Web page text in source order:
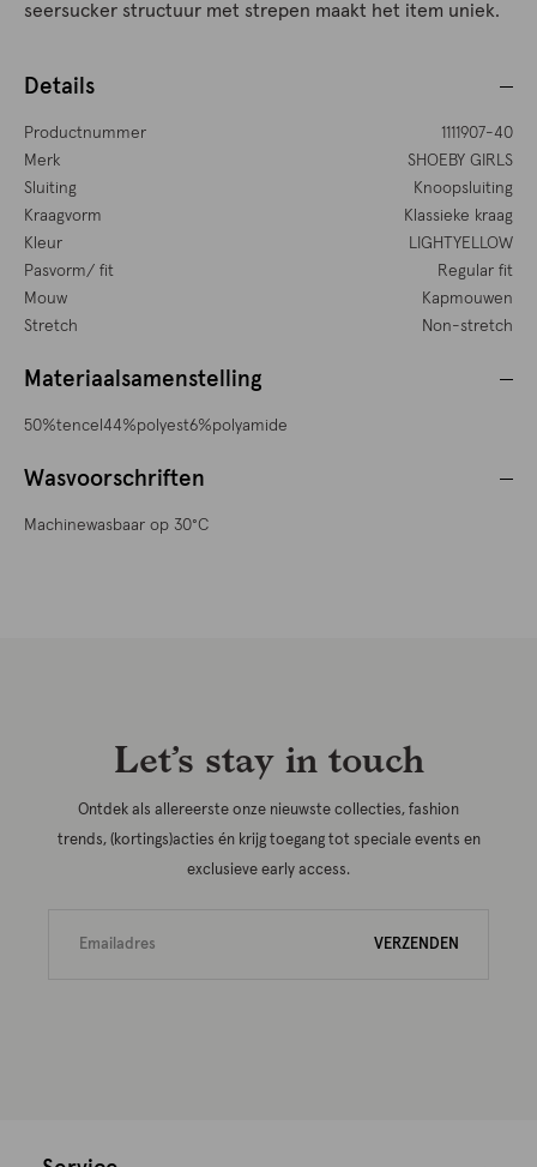
seersucker structuur met strepen maakt het item uniek.
Details
Productnummer
1111907-40
Merk
SHOEBY GIRLS
Sluiting
Knoopsluiting
Kraagvorm
Klassieke kraag
Kleur
LIGHTYELLOW
Pasvorm/ fit
Regular fit
Mouw
Kapmouwen
Stretch
Non-stretch
Materiaalsamenstelling
50%tencel44%polyest6%polyamide
Wasvoorschriften
Machinewasbaar op 30°C
Let’s stay in touch
Ontdek als allereerste onze nieuwste collecties, fashion
trends, (kortings)acties én krijg toegang tot speciale events en
exclusieve early access.
VERZENDEN